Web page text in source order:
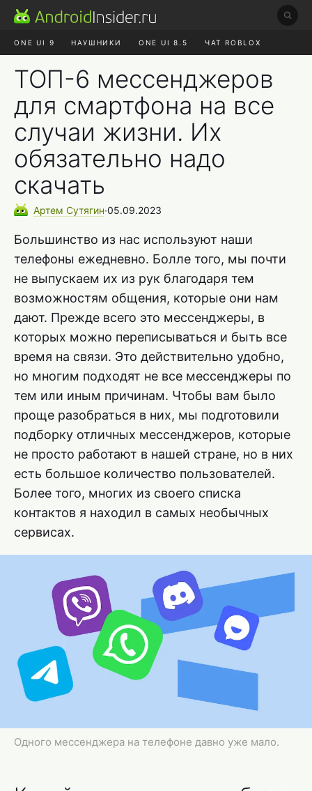
ONE UI 9 НАУШНИКИ ONE UI 8.5 ЧАТ ROBLOX
ТОП-6 мессенджеров
для смартфона на все
случаи жизни. Их
обязательно надо
скачать
Артем Сутягин∙05.09.2023
Большинство из нас используют наши
телефоны ежедневно. Болле того, мы почти
не выпускаем их из рук благодаря тем
возможностям общения, которые они нам
дают. Прежде всего это мессенджеры, в
которых можно переписываться и быть все
время на связи. Это действительно удобно,
но многим подходят не все мессенджеры по
тем или иным причинам. Чтобы вам было
проще разобраться в них, мы подготовили
подборку отличных мессенджеров, которые
не просто работают в нашей стране, но в них
есть большое количество пользователей.
Более того, многих из своего списка
контактов я находил в самых необычных
сервисах.
Одного мессенджера на телефоне давно уже мало.